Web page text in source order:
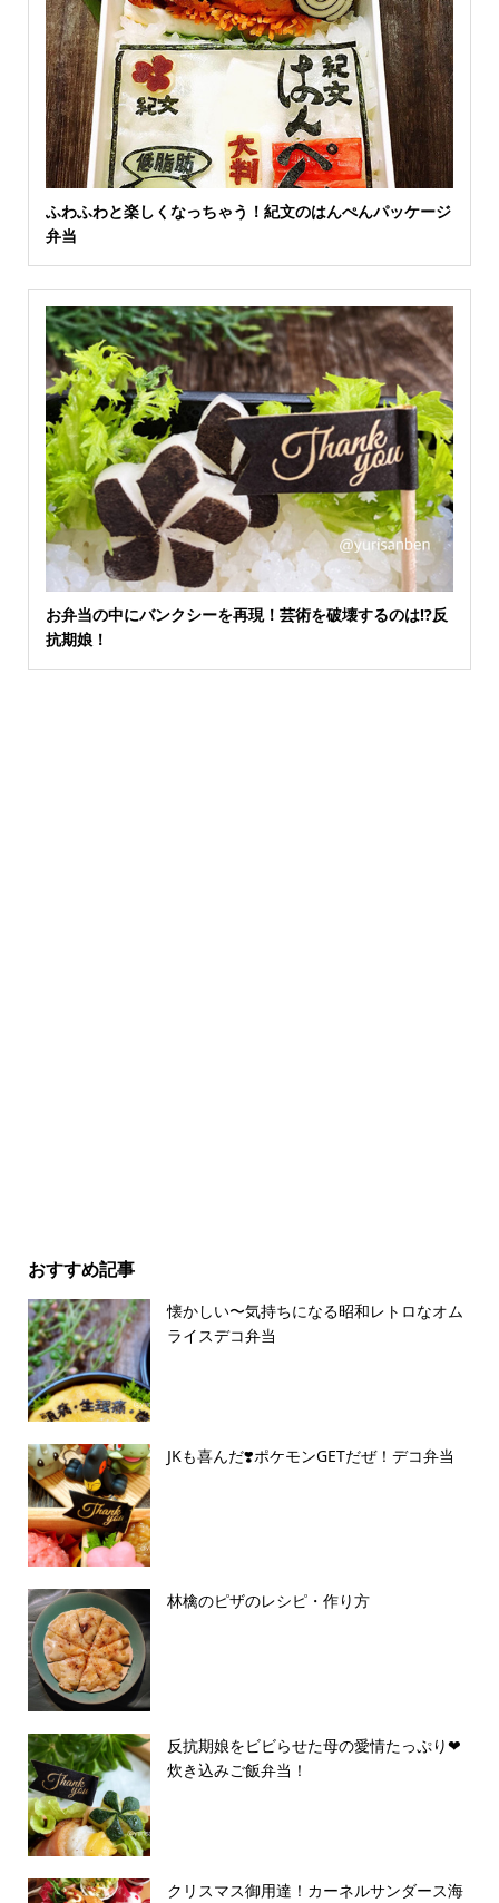
ふわふわと楽しくなっちゃう！紀文のはんぺんパッケージ
弁当
お弁当の中にバンクシーを再現！芸術を破壊するのは⁉︎反
抗期娘！
おすすめ記事
懐かしい〜気持ちになる昭和レトロなオム
ライスデコ弁当
JKも喜んだ❣️ポケモンGETだぜ！デコ弁当
林檎のピザのレシピ・作り方
反抗期娘をビビらせた母の愛情たっぷり❤︎
炊き込みご飯弁当！
クリスマス御用達！カーネルサンダース海